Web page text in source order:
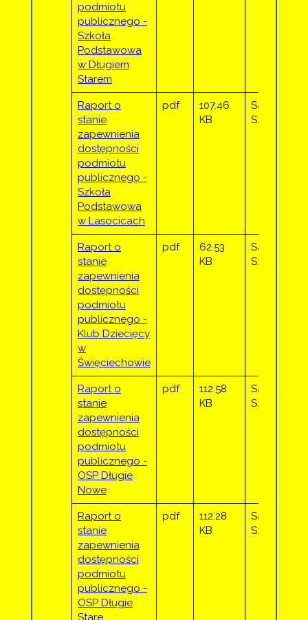
podmiotu
publicznego -
Szkoła
Podstawowa
w Długiem
Starem
Raport o
stanie
zapewnienia
dostępności
podmiotu
publicznego -
Szkoła
Podstawowa
w Lasocicach
pdf
107.46
KB
Sandra
Sztor
Raport o
stanie
zapewnienia
dostępności
podmiotu
publicznego -
Klub Dziecięcy
w
Święciechowie
pdf
62.53
KB
Sandra
Sztor
Raport o
stanie
zapewnienia
dostępności
podmiotu
publicznego -
OSP Długie
Nowe
pdf
112.58
KB
Sandra
Sztor
Raport o
stanie
zapewnienia
dostępności
podmiotu
publicznego -
OSP Długie
Stare
pdf
112.28
KB
Sandra
Sztor